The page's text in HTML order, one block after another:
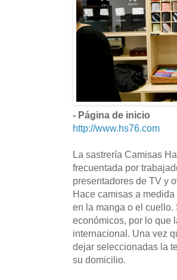
- Página de inicio
http://www.hs76.com
La sastrería Camisas
frecuentada por
presentadores de TV y
Hace camisas a
en la manga o el
económicos, por lo que
internacional. Una vez
dejar seleccionadas la
su domicilio.